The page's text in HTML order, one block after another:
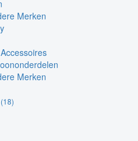
Merken
Merken
(18)